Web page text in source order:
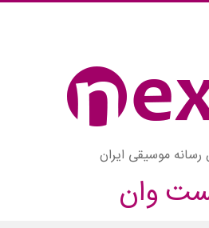
رسانه موسیقی ایران
وان